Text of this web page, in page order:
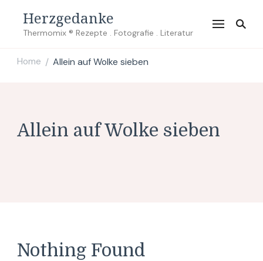
Herzgedanke
Thermomix ® Rezepte . Fotografie . Literatur
Home / Allein auf Wolke sieben
Allein auf Wolke sieben
Nothing Found